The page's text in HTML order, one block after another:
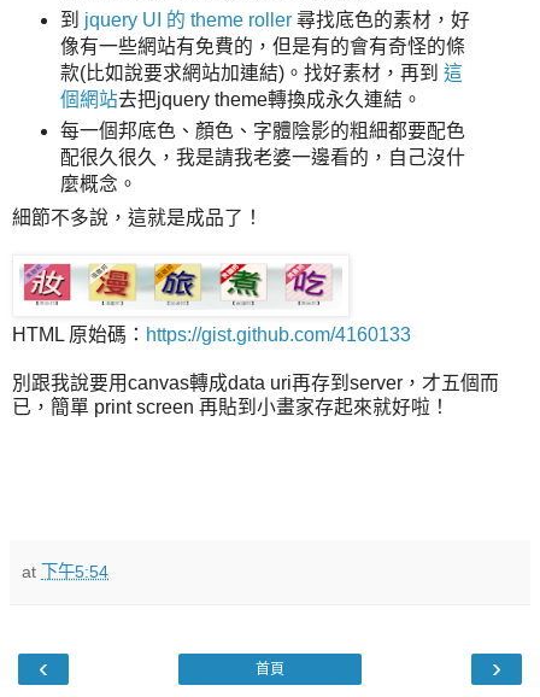
到 jquery UI 的 theme roller尋找底色的素材，好
像有一些網站有免費的，但是有的會有奇怪的條
款(比如說要求網站加連結)。找好素材，再到 這
個網站去把jquery theme轉換成永久連結。
每一個邦底色、顏色、字體陰影的粗細都要配色
配很久很久，我是請我老婆一邊看的，自己沒什
麼概念。
細節不多說，這就是成品了！
HTML 原始碼： https://gist.github.com/4160133
別跟我說要用canvas轉成data uri再存到server，才五個而
已，簡單 print screen 再貼到小畫家存起來就好啦！
at 下午5:54
‹ ›
首頁